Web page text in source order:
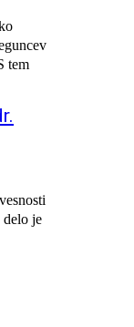
tem
je